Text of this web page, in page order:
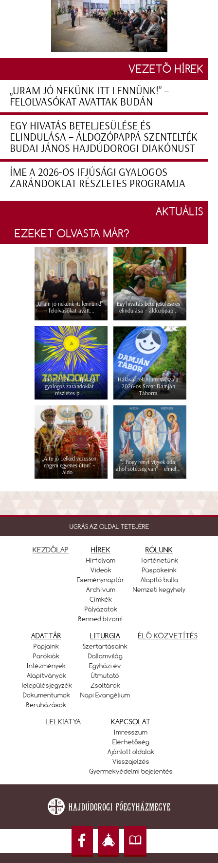
VEZETŐ HÍREK
„URAM JÓ NEKÜNK ITT LENNÜNK!” –
FELOLVASÓKAT AVATTAK BUDÁN
EGY HIVATÁS BETELJESÜLÉSE ÉS
ELINDULÁSA – ÁLDOZÓPAPPÁ SZENTELTÉK
BUDAI JÁNOS HAJDÚDOROGI DIAKÓNUST
ÍME A 2026-OS IFJÚSÁGI GYALOGOS
ZARÁNDOKLAT RÉSZLETES PROGRAMJA
AKTUÁLIS
EZEKET OLVASTA MÁR?
„Uram jó nekünk itt lennünk!”
– felolvasókat avatt...
Egy hivatás beteljesülése és
elindulása – áldozópap...
Íme a 2026-os ifjúsági
gyalogos zarándoklat
részletes p...
Hálával tekintünk vissza a
2026-os Szent Damján
Táborra
„A te jó Lelked vezessen
engem egyenes úton” –
áldo...
"...hogy fényt vigyek oda,
ahol sötétség van" – elmél...
UGRÁS AZ OLDAL TETEJÉRE
KEZDŐLAP HÍREK
Hírfolyam
Videók
Eseménynaptár
Archívum
Címkék
Pályázatok
Benned bízom!
RÓLUNK
Történetünk
Püspökeink
Alapító bulla
Nemzeti kegyhely
ADATTÁR
Papjaink
Parókiák
Intézmények
Alapítványok
Településjegyzék
Dokumentumok
Beruházások
LITURGIA
Szertartásaink
Dallamvilág
Egyházi év
Útmutató
Zsoltárok
Napi Evangélium
ÉLŐ KÖZVETÍTÉS
LELKIATYA KAPCSOLAT
Imresszum
Elérhetőség
Ajánlott oldalak
Visszajelzés
Gyermekvédelmi bejelentés